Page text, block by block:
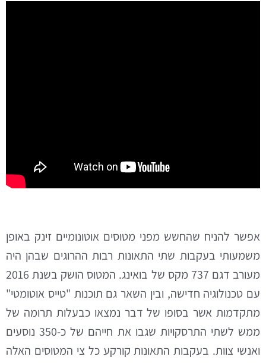
אפשר להניח שהחשש מפני מטוסים אוטונומיים זינק באופן
משמעותי בעקבות שתי התאונות רבות ההרוגים שבהן היה
מעורב דגם 737 מקס של בואינג. המטוס הושק בשנת 2016
עם טכנולוגיה חדישה, ובין השאר גם תוכנות "טייס אוטומטי"
מתקדמות אשר בסופו של דבר נמצאו כבעלות תרומה של
ממש לשתי התרסקויות שגבו את חייהם של כ-350 נוסעים
ואנשי צוות. בעקבות התאונות קורקע כל צי המטוסים האלה